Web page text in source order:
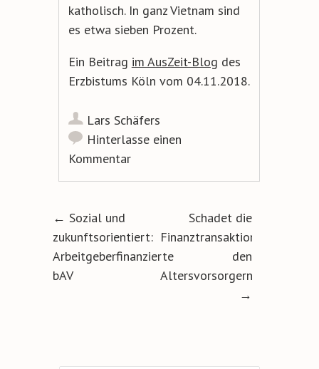
katholisch. In ganz Vietnam sind
es etwa sieben Prozent.
Ein Beitrag im AusZeit-Blog des
Erzbistums Köln vom 04.11.2018.
Lars Schäfers
Hinterlasse einen
Kommentar
Artikel-Navigation
← Sozial und
zukunftsorientiert:
Arbeitgeberfinanzierte
bAV
Schadet die
Finanztransaktionssteuer
den
Altersvorsorgern?
→